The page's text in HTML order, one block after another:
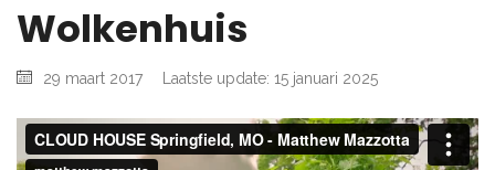
Wolkenhuis
29 maart 2017 Laatste update: 15 januari 2025